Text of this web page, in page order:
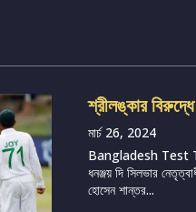
শ্রীলঙ্কার
মার্চ 26, 2024
Bangladesh Test
ধনঞ্জয় দি সিলভার
হোসেন শান্তর...